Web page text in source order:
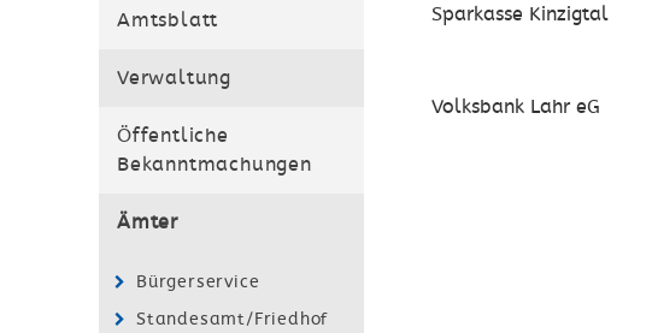
Amtsblatt
Verwaltung
Öffentliche
Bekanntmachungen
Ämter
Bürgerservice
Standesamt/Friedhof
Sparkasse Kinzigtal
Volksbank Lahr eG